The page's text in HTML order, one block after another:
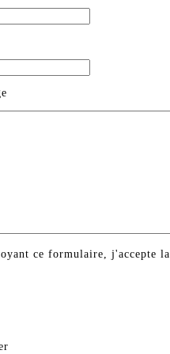
ce formulaire, j'accepte la